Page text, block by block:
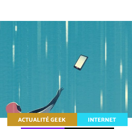
ACTUALITÉ GEEK
INTERNET